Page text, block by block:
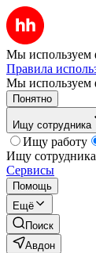
Мы используем
Правила
Мы используем
Понятно
Ищу сотрудника
Ищу работу
Ищу сотрудника
Сервисы
Помощь
Ещё
Поиск
Авдон